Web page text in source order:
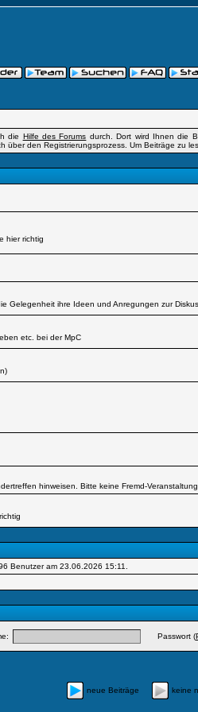
die Hilfe des Forums durch. Dort wird Ihnen die
über den Registrierungsprozess. Um Beiträge zu
hier richtig
Gelegenheit ihre Ideen und Anregungen zur
etc. bei der MpC
hinweisen. Bitte keine Fremd-
Benutzer am 23.06.2026 15:11
Passwort (
neue Beiträge keine